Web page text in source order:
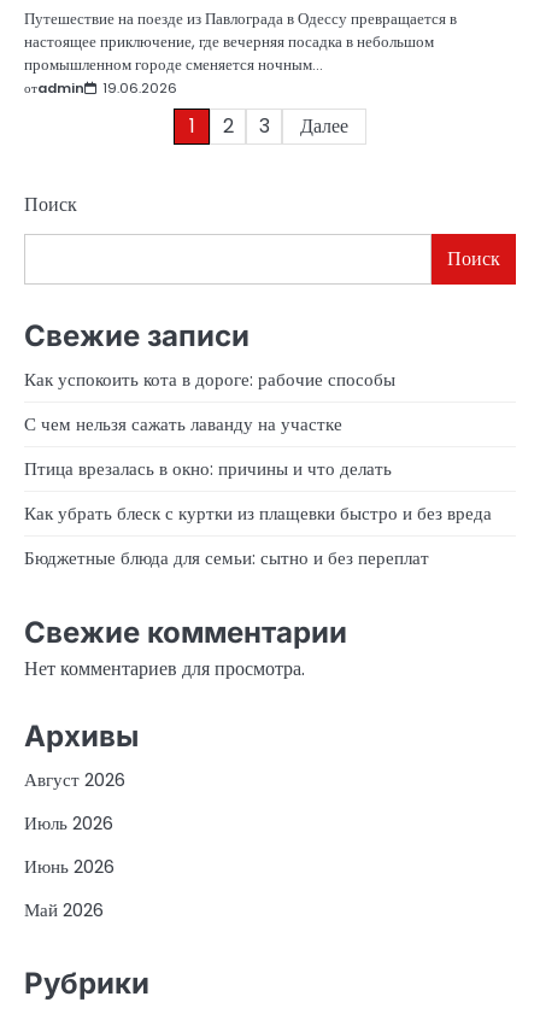
Путешествие на поезде из Павлограда в Одессу превращается в
настоящее приключение, где вечерняя посадка в небольшом
промышленном городе сменяется ночным…
отadmin 19.06.2026
1 2 3 Далее
Поиск
Поиск
Свежие записи
Как успокоить кота в дороге: рабочие способы
С чем нельзя сажать лаванду на участке
Птица врезалась в окно: причины и что делать
Как убрать блеск с куртки из плащевки быстро и без вреда
Бюджетные блюда для семьи: сытно и без переплат
Свежие комментарии
Нет комментариев для просмотра.
Архивы
Август 2026
Июль 2026
Июнь 2026
Май 2026
Рубрики